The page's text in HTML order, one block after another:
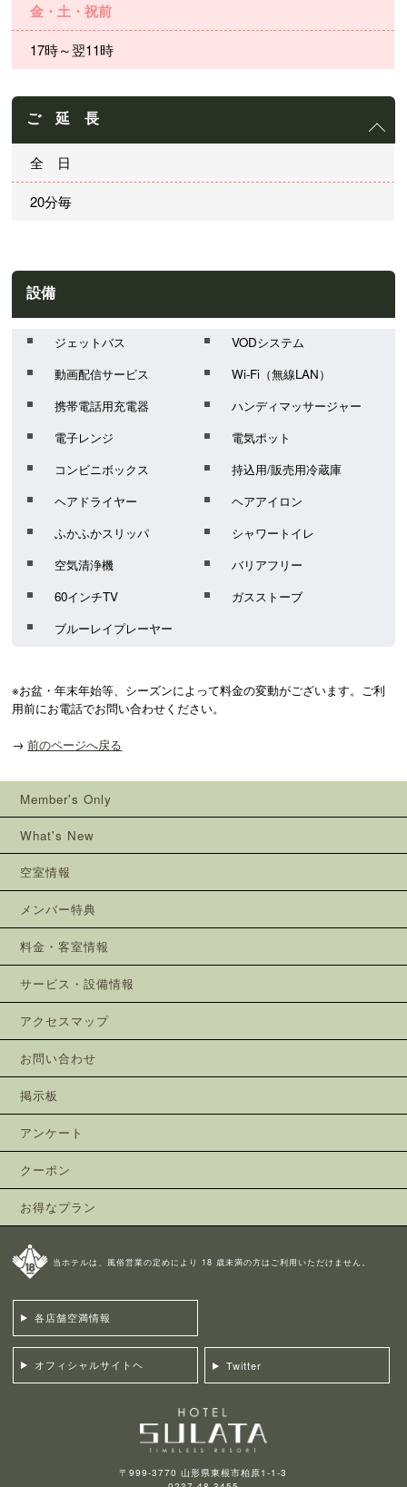
金・土・祝前
17時～翌11時
ご 延 長
全 日
20分毎
設備
ジェットバス
VODシステム
動画配信サービス
Wi-Fi（無線LAN）
携帯電話用充電器
ハンディマッサージャー
電子レンジ
電気ポット
コンビニボックス
持込用/販売用冷蔵庫
ヘアドライヤー
ヘアアイロン
ふかふかスリッパ
シャワートイレ
空気清浄機
バリアフリー
60インチTV
ガスストーブ
ブルーレイプレーヤー
※お盆・年末年始等、シーズンによって料金の変動がございます。ご利
用前にお電話でお問い合わせください。
→ 前のページへ戻る
Member's Only
What's New
空室情報
メンバー特典
料金・客室情報
サービス・設備情報
アクセスマップ
お問い合わせ
掲示板
アンケート
クーポン
お得なプラン
当ホテルは、風俗営業の定めにより 18 歳未満の方はご利用いただけません。
各店舗空満情報
オフィシャルサイトヘ Twitter
〒999-3770 山形県東根市柏原1-1-3